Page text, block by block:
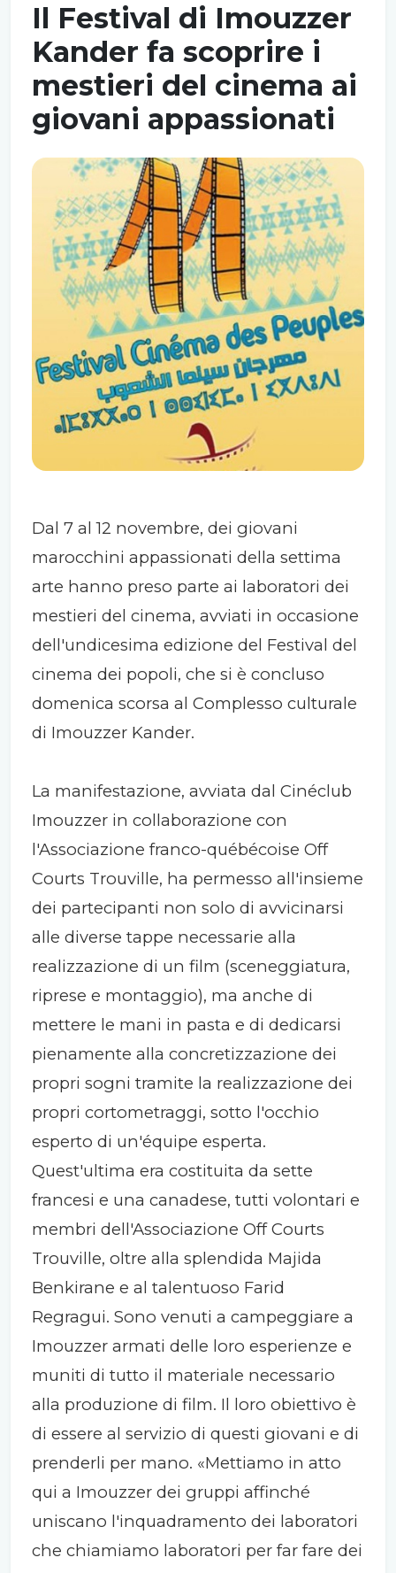
Il Festival di Imouzzer
Kander fa scoprire i
mestieri del cinema ai
giovani appassionati
Dal 7 al 12 novembre, dei giovani
marocchini appassionati della settima
arte hanno preso parte ai laboratori dei
mestieri del cinema, avviati in occasione
dell'undicesima edizione del Festival del
cinema dei popoli, che si è concluso
domenica scorsa al Complesso culturale
di Imouzzer Kander.
La manifestazione, avviata dal Cinéclub
Imouzzer in collaborazione con
l'Associazione franco-québécoise Off
Courts Trouville, ha permesso all'insieme
dei partecipanti non solo di avvicinarsi
alle diverse tappe necessarie alla
realizzazione di un film (sceneggiatura,
riprese e montaggio), ma anche di
mettere le mani in pasta e di dedicarsi
pienamente alla concretizzazione dei
propri sogni tramite la realizzazione dei
propri cortometraggi, sotto l'occhio
esperto di un'équipe esperta.
Quest'ultima era costituita da sette
francesi e una canadese, tutti volontari e
membri dell'Associazione Off Courts
Trouville, oltre alla splendida Majida
Benkirane e al talentuoso Farid
Regragui. Sono venuti a campeggiare a
Imouzzer armati delle loro esperienze e
muniti di tutto il materiale necessario
alla produzione di film. Il loro obiettivo è
di essere al servizio di questi giovani e di
prenderli per mano. «Mettiamo in atto
qui a Imouzzer dei gruppi affinché
uniscano l'inquadramento dei laboratori
che chiamiamo laboratori per far fare dei